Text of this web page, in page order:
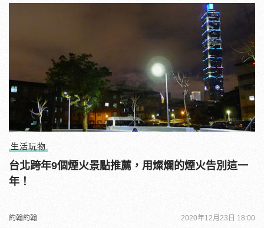
生活玩物
台北跨年9個煙火景點推薦，用燦爛的煙火告別這一
年！
約翰約翰 2020年12月23日 18:00